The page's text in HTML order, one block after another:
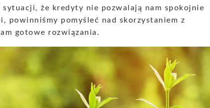
że kredyty nie pozwalają nam spokojnie
powinniśmy pomyśleć nad skorzystaniem z
gotowe rozwiązania.